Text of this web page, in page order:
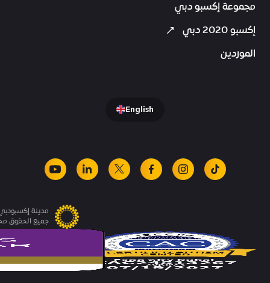
مجموعة إكسبو دبي
إكسبو 2020 دبي
الموردين
English
tiktok
instagram
facebook
x
linkedin
youtube
مدينة
جميع الحقوق